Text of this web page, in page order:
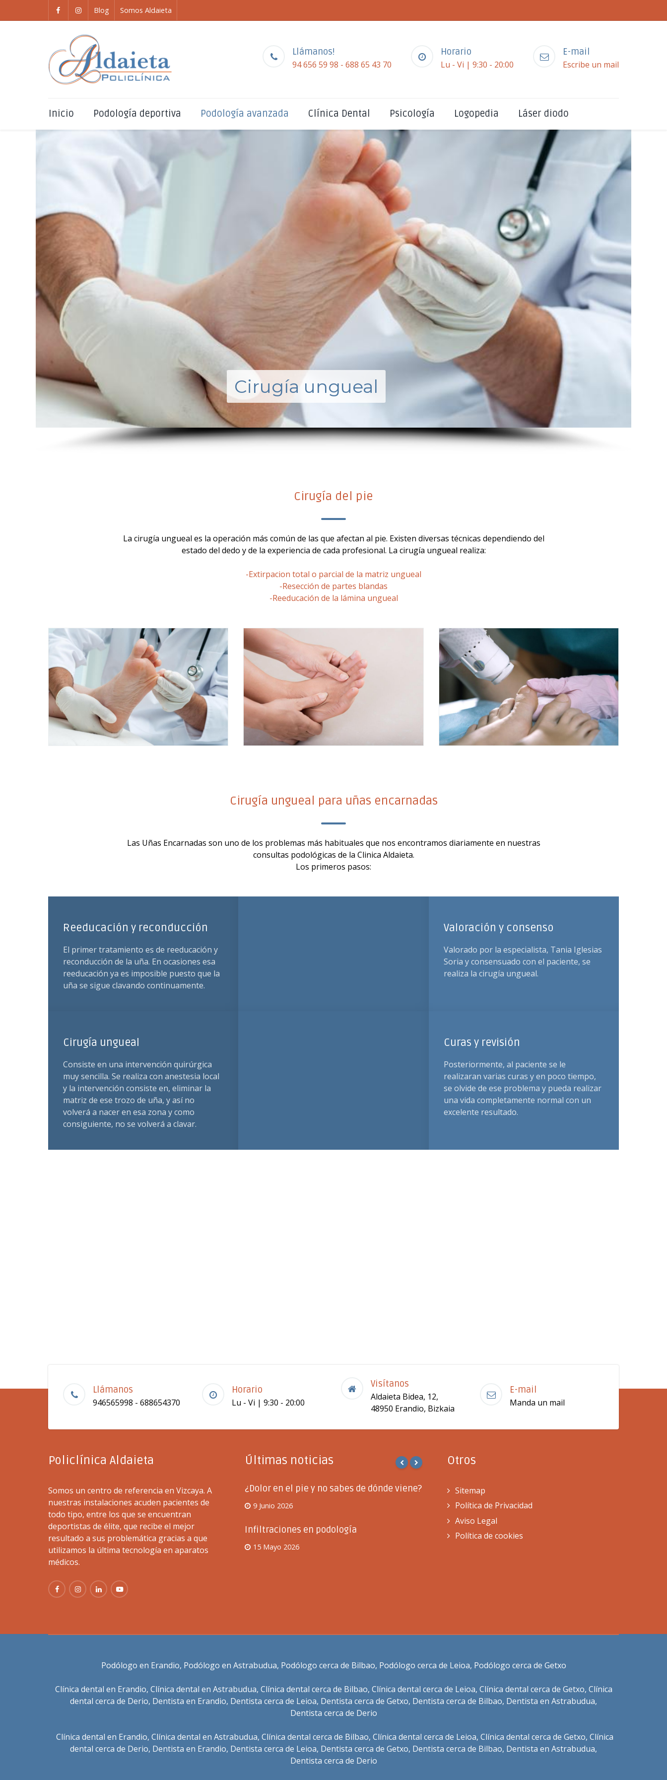
Blog Somos Aldaieta
Llámanos!
94 656 59 98 - 688 65 43 70
Horario
Lu - Vi | 9:30 - 20:00
E-mail
Escribe un mail
Inicio Podología deportiva Podología avanzada Clínica Dental Psicología Logopedia Láser diodo
Cirugía ungueal
Cirugía del pie
La cirugía ungueal es la operación más común de las que afectan al pie. Existen diversas técnicas dependiendo del
estado del dedo y de la experiencia de cada profesional. La cirugía ungueal realiza:
-Extirpacion total o parcial de la matriz ungueal
-Resección de partes blandas
-Reeducación de la lámina ungueal
Cirugía ungueal para uñas encarnadas
Las Uñas Encarnadas son uno de los problemas más habituales que nos encontramos diariamente en nuestras
consultas podológicas de la Clinica Aldaieta.
Los primeros pasos:
Reeducación y reconducción
El primer tratamiento es de reeducación y
reconducción de la uña. En ocasiones esa
reeducación ya es imposible puesto que la
uña se sigue clavando continuamente.
Valoración y consenso
Valorado por la especialista, Tania Iglesias
Soria y consensuado con el paciente, se
realiza la cirugía ungueal.
Cirugía ungueal
Consiste en una intervención quirúrgica
muy sencilla. Se realiza con anestesia local
y la intervención consiste en, eliminar la
matriz de ese trozo de uña, y así no
volverá a nacer en esa zona y como
consiguiente, no se volverá a clavar.
Curas y revisión
Posteriormente, al paciente se le
realizaran varias curas y en poco tiempo,
se olvide de ese problema y pueda realizar
una vida completamente normal con un
excelente resultado.
Llámanos
946565998 - 688654370
Horario
Lu - Vi | 9:30 - 20:00
Visítanos
Aldaieta Bidea, 12,
48950 Erandio, Bizkaia
E-mail
Manda un mail
Policlínica Aldaieta
Somos un centro de referencia en Vizcaya. A
nuestras instalaciones acuden pacientes de
todo tipo, entre los que se encuentran
deportistas de élite, que recibe el mejor
resultado a sus problemática gracias a que
utilizamos la última tecnología en aparatos
médicos.
Últimas noticias
¿Dolor en el pie y no sabes de dónde viene?
9 Junio 2026
Infiltraciones en podología
15 Mayo 2026
Otros
Sitemap
Política de Privacidad
Aviso Legal
Política de cookies
Podólogo en Erandio, Podólogo en Astrabudua, Podólogo cerca de Bilbao, Podólogo cerca de Leioa, Podólogo cerca de Getxo
Clínica dental en Erandio, Clínica dental en Astrabudua, Clínica dental cerca de Bilbao, Clínica dental cerca de Leioa, Clínica dental cerca de Getxo, Clínica
dental cerca de Derio, Dentista en Erandio, Dentista cerca de Leioa, Dentista cerca de Getxo, Dentista cerca de Bilbao, Dentista en Astrabudua,
Dentista cerca de Derio
Clínica dental en Erandio, Clínica dental en Astrabudua, Clínica dental cerca de Bilbao, Clínica dental cerca de Leioa, Clínica dental cerca de Getxo, Clínica
dental cerca de Derio, Dentista en Erandio, Dentista cerca de Leioa, Dentista cerca de Getxo, Dentista cerca de Bilbao, Dentista en Astrabudua,
Dentista cerca de Derio